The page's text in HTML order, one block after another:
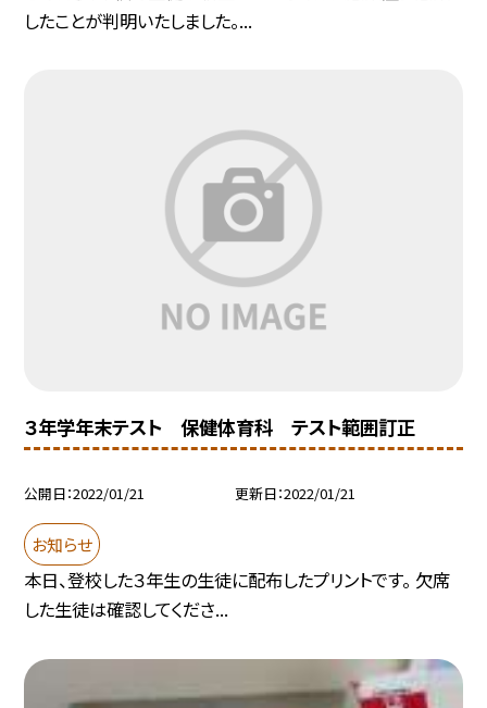
したことが判明いたしました。...
３年学年末テスト 保健体育科 テスト範囲訂正
公開日 2022/01/21 更新日 2022/01/21
お知らせ
本日、登校した３年生の生徒に配布したプリントです。 欠席
した生徒は確認してくださ...